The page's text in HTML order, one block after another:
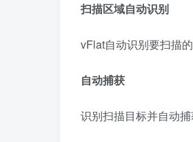
扫描区域自动识别
vFlat自动识别要扫描
自动捕获
识别扫描目标并自动